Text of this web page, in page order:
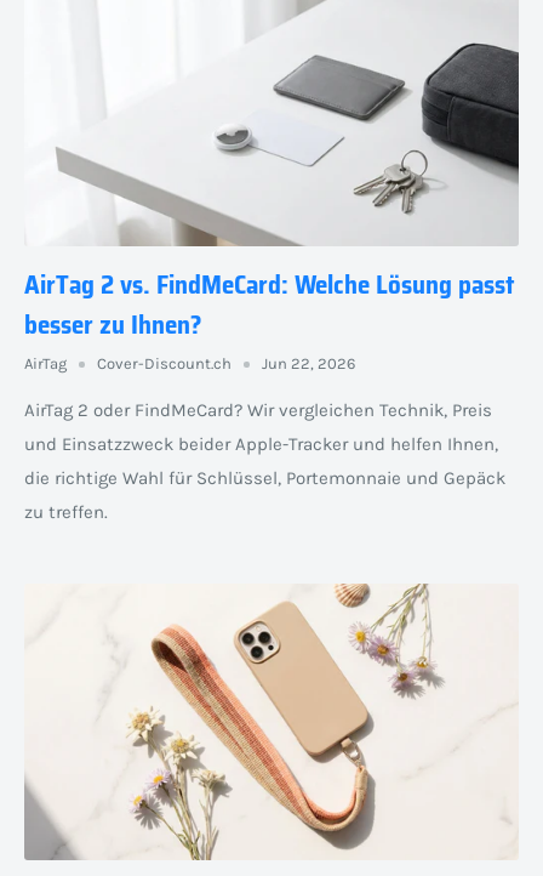
AirTag 2 vs. FindMeCard: Welche Lösung passt
besser zu Ihnen?
AirTag Cover-Discount.ch Jun 22, 2026
AirTag 2 oder FindMeCard? Wir vergleichen Technik, Preis
und Einsatzzweck beider Apple-Tracker und helfen Ihnen,
die richtige Wahl für Schlüssel, Portemonnaie und Gepäck
zu treffen.